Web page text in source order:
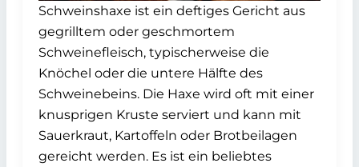
Schweinshaxe ist ein deftiges Gericht aus
gegrilltem oder geschmortem
Schweinefleisch, typischerweise die
Knöchel oder die untere Hälfte des
Schweinebeins. Die Haxe wird oft mit einer
knusprigen Kruste serviert und kann mit
Sauerkraut, Kartoffeln oder Brotbeilagen
gereicht werden. Es ist ein beliebtes